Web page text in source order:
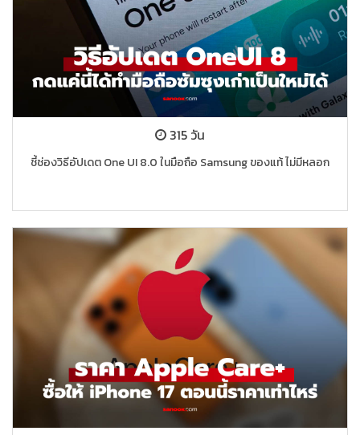
315 วัน
ชี้ช่องวิธีอัปเดต One UI 8.0 ในมือถือ Samsung ของแท้ ไม่มีหลอก